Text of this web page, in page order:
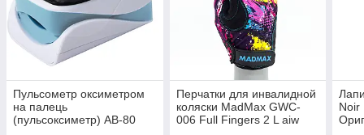
Пульсометр оксиметром
на палець
(пульсоксиметр) AB-80
Перчатки для инвалидной
коляски MadMax GWC-
006 Full Fingers 2 L aiw
Noir